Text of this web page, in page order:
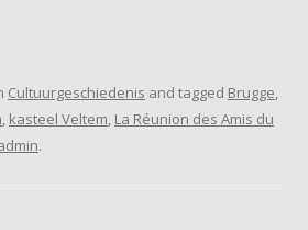
Cultuurgeschiedenis and tagged Brugge,
, kasteel Veltem, La Réunion des Amis du
.